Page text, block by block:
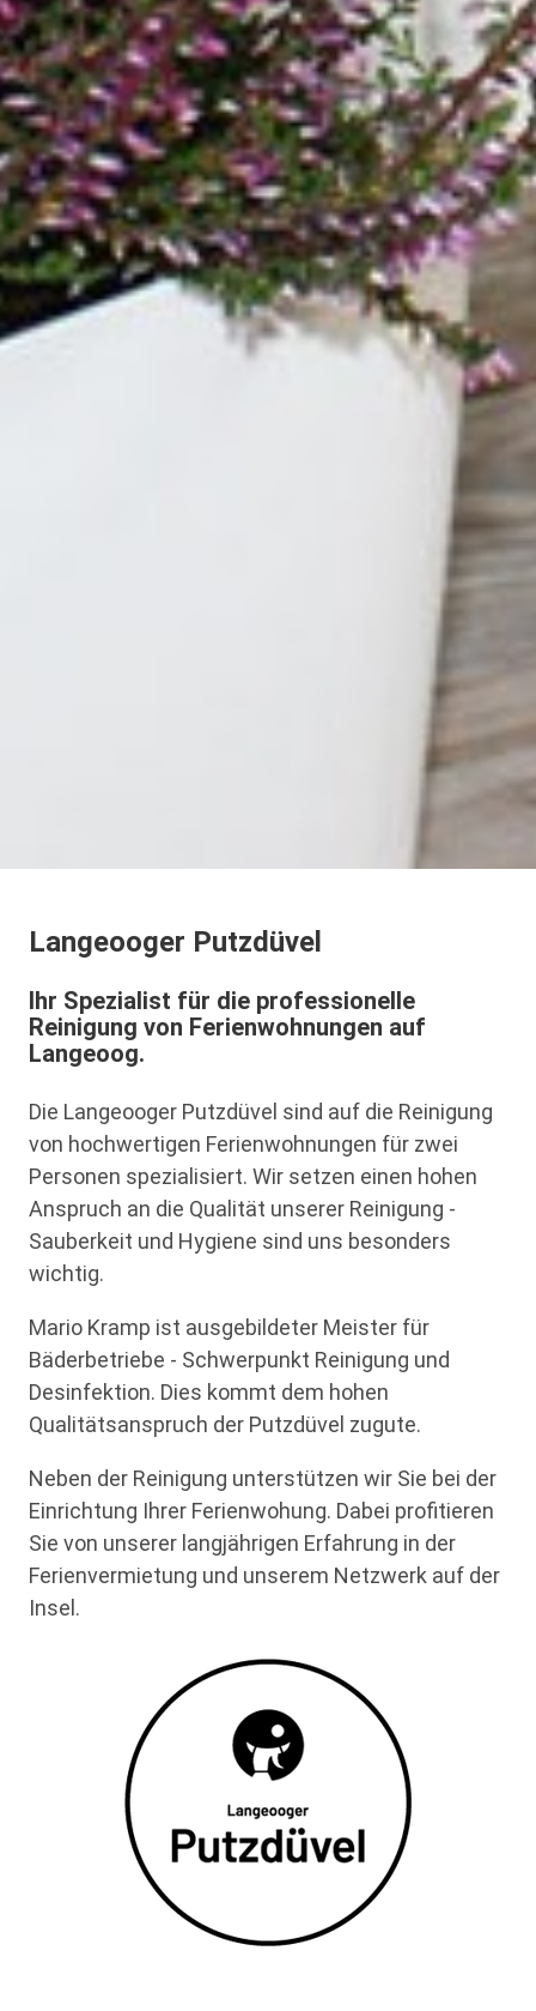
Langeooger Putzdüvel
Ihr Spezialist für die professionelle
Reinigung von Ferienwohnungen auf
Langeoog.
Die Langeooger Putzdüvel sind auf die Reinigung
von hochwertigen Ferienwohnungen für zwei
Personen spezialisiert. Wir setzen einen hohen
Anspruch an die Qualität unserer Reinigung -
Sauberkeit und Hygiene sind uns besonders
wichtig.
Mario Kramp ist ausgebildeter Meister für
Bäderbetriebe - Schwerpunkt Reinigung und
Desinfektion. Dies kommt dem hohen
Qualitätsanspruch der Putzdüvel zugute.
Neben der Reinigung unterstützen wir Sie bei der
Einrichtung Ihrer Ferienwohung. Dabei profitieren
Sie von unserer langjährigen Erfahrung in der
Ferienvermietung und unserem Netzwerk auf der
Insel.